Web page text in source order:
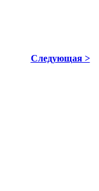
Следующая >